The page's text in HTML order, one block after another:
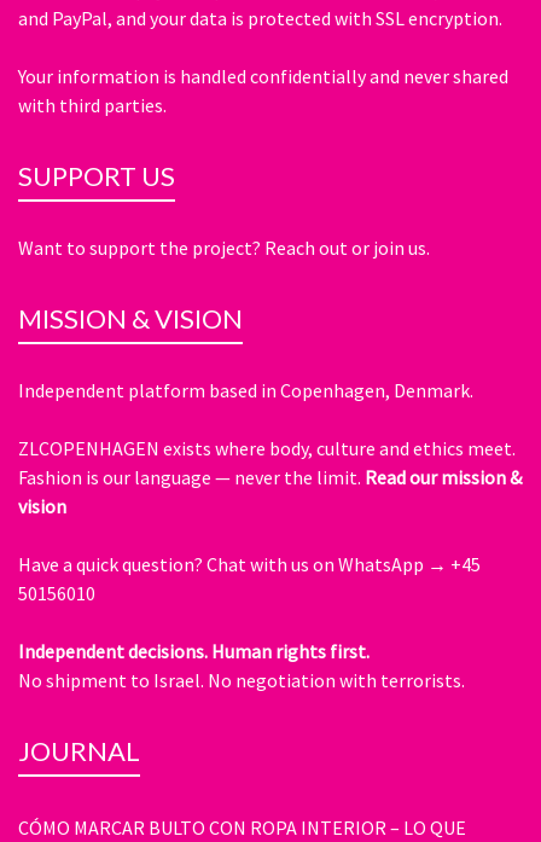
and PayPal, and your data is protected with SSL encryption.
Your information is handled confidentially and never shared
with third parties.
SUPPORT US
Want to support the project? Reach out or join us.
MISSION & VISION
Independent platform based in Copenhagen, Denmark.
ZLCOPENHAGEN exists where body, culture and ethics meet.
Fashion is our language — never the limit. Read our mission &
vision
Have a quick question? Chat with us on WhatsApp → +45
50156010
Independent decisions. Human rights first.
No shipment to Israel. No negotiation with terrorists.
JOURNAL
CÓMO MARCAR BULTO CON ROPA INTERIOR – LO QUE